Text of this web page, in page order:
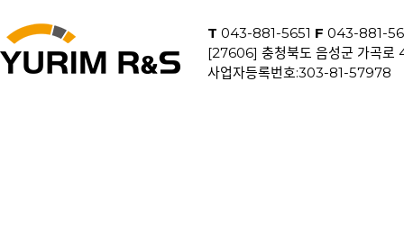
T 043-881-5651 F 043-881-
[27606] 충청북도 음성군 가곡로
사업자등록번호:303-81-57978